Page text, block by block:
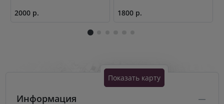
2000 р. 1800 р.
Показать карту
Информация